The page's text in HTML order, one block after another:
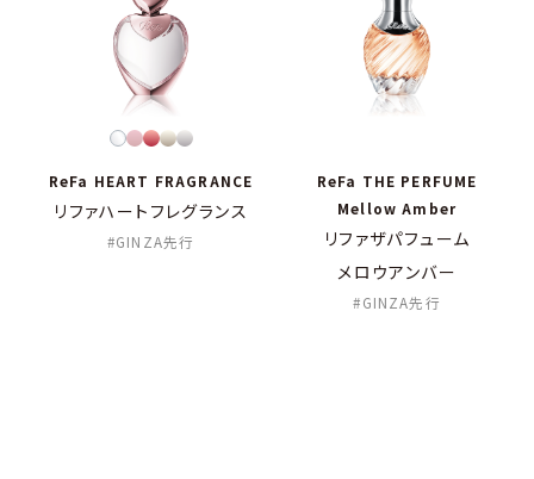
ReFa HEART FRAGRANCE
リファハートフレグランス
GINZA先行
ReFa THE PERFUME
Mellow Amber
リファザパフューム
メロウアンバー
GINZA先行